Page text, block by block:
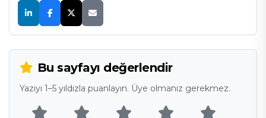
Bu sayfayı değerlendir
Yazıyı 1–5 yıldızla puanlayın. Üye olmanız gerekmez.